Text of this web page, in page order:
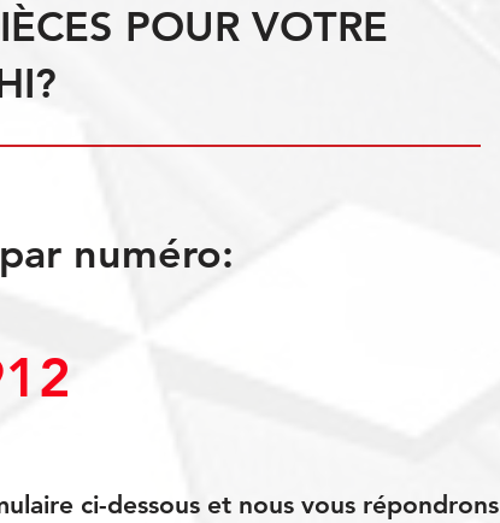
POUR VOTRE
numéro:
ci-dessous et nous vous répondrons